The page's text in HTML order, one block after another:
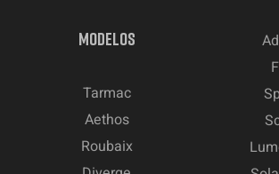
MODELOS
Tarmac
Aethos
Roubaix